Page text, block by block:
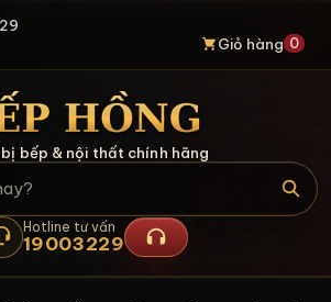
Giỏ hàng 0
bếp & nội thất chính hãng
Hotline tư vấn
19003229